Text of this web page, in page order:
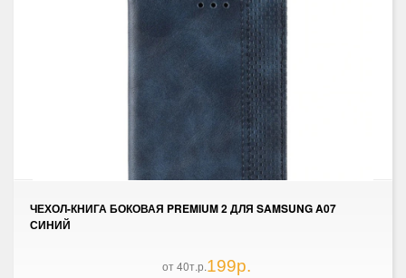
ЧЕХОЛ-КНИГА БОКОВАЯ PREMIUM 2 ДЛЯ SAMSUNG A07
СИНИЙ
от 40т.р.199р.